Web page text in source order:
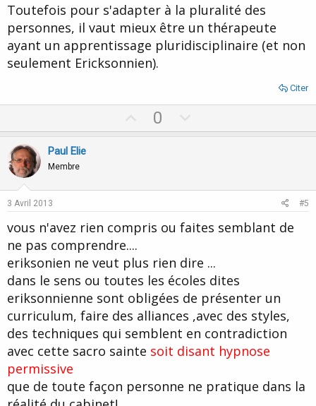
Toutefois pour s'adapter à la pluralité des
personnes, il vaut mieux être un thérapeute
ayant un apprentissage pluridisciplinaire (et non
seulement Ericksonnien).
Citer
p
t
0
o
v
t
e
Paul Elie
Membre
3 Avril 2013 #5
vous n'avez rien compris ou faites semblant de
ne pas comprendre....
eriksonien ne veut plus rien dire ...
dans le sens ou toutes les écoles dites
eriksonnienne sont obligées de présenter un
curriculum, faire des alliances ,avec des styles,
des techniques qui semblent en contradiction
avec cette sacro sainte soit disant hypnose
permissive
que de toute façon personne ne pratique dans la